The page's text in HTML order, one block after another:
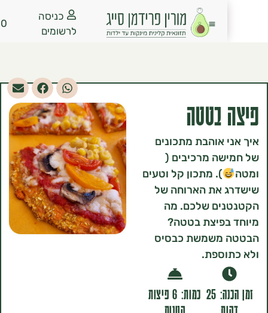
לרשומים
0.00
בטטה
אוהבת מתכונים
מרכיבים (
). מתכון קל וטעים
את הארוחה של
שלכם. מה
בטטה?
משמשת כבסיס
זמן הכנה: 25
כמות: 6 פיצות
קטנות